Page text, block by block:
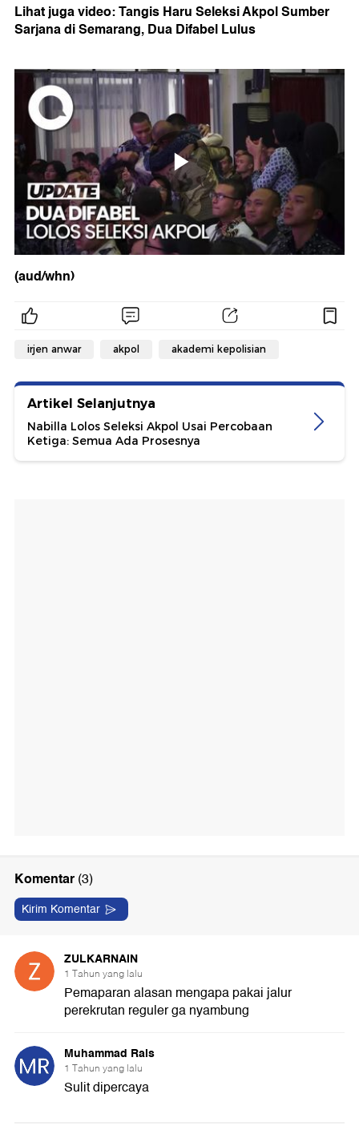
Lihat juga video: Tangis Haru Seleksi Akpol Sumber
Sarjana di Semarang, Dua Difabel Lulus
(aud/whn)
irjen anwar akpol akademi kepolisian
Artikel Selanjutnya
Nabilla Lolos Seleksi Akpol Usai Percobaan
Ketiga: Semua Ada Prosesnya